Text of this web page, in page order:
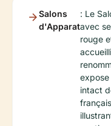
Salons
d'Apparat
: Le
avec
rouge
expose
intact